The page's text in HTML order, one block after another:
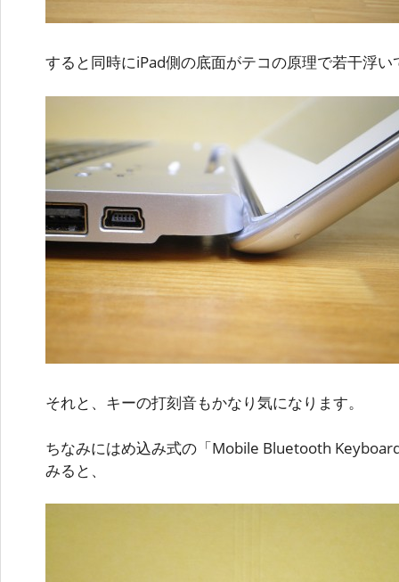
すると同時にiPad側の底面がテコの原理で若干浮
それと、キーの打刻音もかなり気になります。
ちなみにはめ込み式の「Mobile Bluetooth
みると、